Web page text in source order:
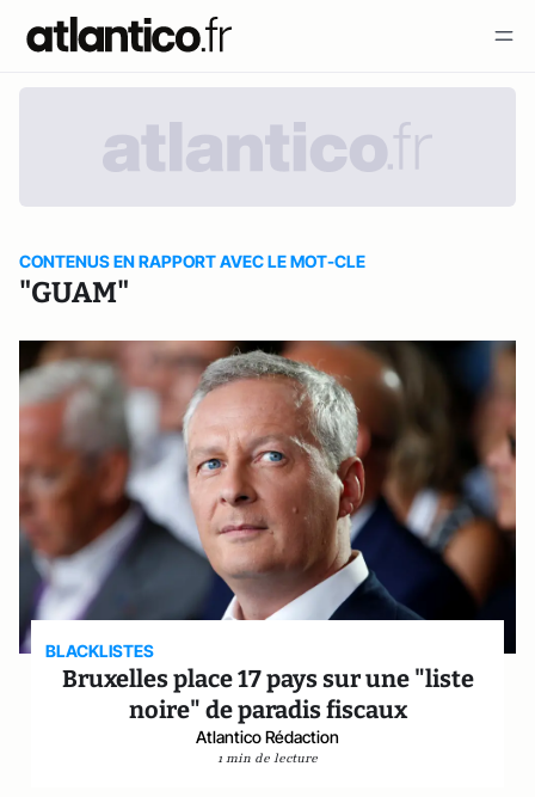
CONTENUS EN RAPPORT AVEC LE MOT-CLE
"GUAM"
BLACKLISTES
Bruxelles place 17 pays sur une "liste
noire" de paradis fiscaux
Atlantico Rédaction
1 min de lecture